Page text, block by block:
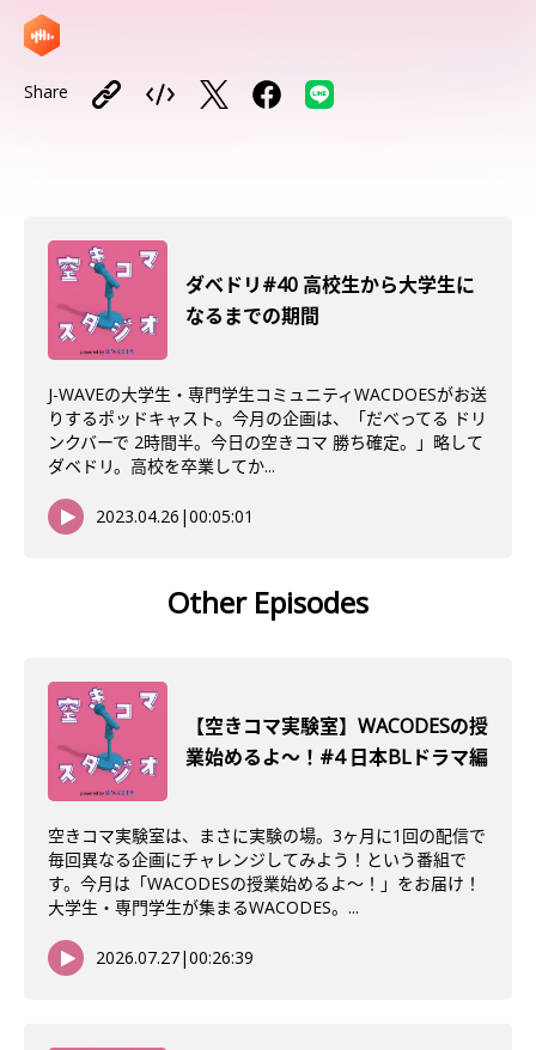
Share
ダべドリ#40 高校生から大学生に
なるまでの期間
J-WAVEの大学生・専門学生コミュニティWACDOESがお送
りするポッドキャスト。今月の企画は、「だべってる ドリ
ンクバーで 2時間半。今日の空きコマ 勝ち確定。」略して
ダベドリ。高校を卒業してか...
2023.04.26 |00:05:01
Other Episodes
【空きコマ実験室】WACODESの授
業始めるよ～！#4 日本BLドラマ編
空きコマ実験室は、まさに実験の場。3ヶ月に1回の配信で
毎回異なる企画にチャレンジしてみよう！という番組で
す。今月は「WACODESの授業始めるよ～！」をお届け！
大学生・専門学生が集まるWACODES。...
2026.07.27|00:26:39